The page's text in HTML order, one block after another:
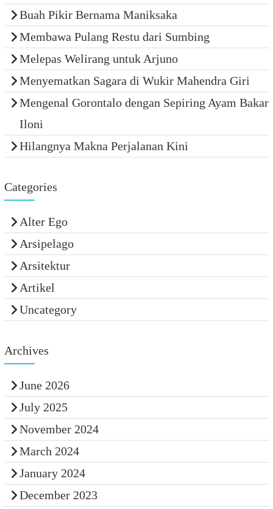
Buah Pikir Bernama Maniksaka
Membawa Pulang Restu dari Sumbing
Melepas Welirang untuk Arjuno
Menyematkan Sagara di Wukir Mahendra Giri
Mengenal Gorontalo dengan Sepiring Ayam Bakar
Iloni
Hilangnya Makna Perjalanan Kini
Categories
Alter Ego
Arsipelago
Arsitektur
Artikel
Uncategory
Archives
June 2026
July 2025
November 2024
March 2024
January 2024
December 2023